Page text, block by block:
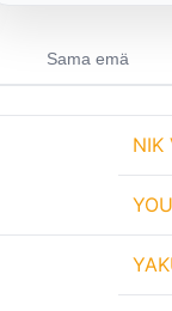
Sama emä
NIK